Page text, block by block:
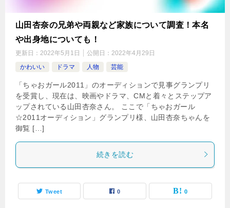
山田杏奈の兄弟や両親など家族について調査！本名
や出身地についても！
更新日： 2022年5月1日 公開日： 2022年4月29日
かわいい
ドラマ 人物 芸能
「ちゃおガール2011」のオーディションで見事グランプリ
を受賞し、現在は、映画やドラマ、CMと着々とステップア
ップされている山田杏奈さん。 ここで「ちゃおガール
☆2011オーディション」グランプリ様、山田杏奈ちゃんを
御覧 […]
続きを読む
Tweet 0 0